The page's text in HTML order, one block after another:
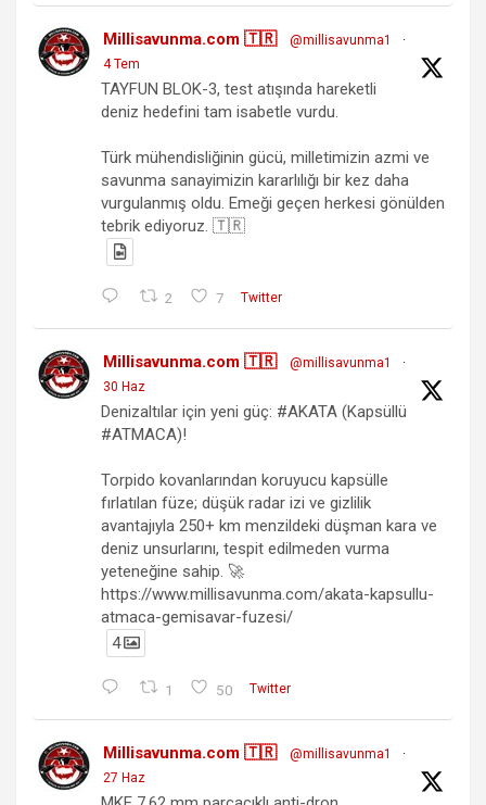
Millisavunma.com 🇹🇷 @millisavunma1
·
4 Tem
TAYFUN BLOK-3, test atışında hareketli
deniz hedefini tam isabetle vurdu.
Türk mühendisliğinin gücü, milletimizin azmi ve
savunma sanayimizin kararlılığı bir kez daha
vurgulanmış oldu. Emeği geçen herkesi gönülden
tebrik ediyoruz. 🇹🇷
2 7 Twitter
Millisavunma.com 🇹🇷 @millisavunma1
·
30 Haz
Denizaltılar için yeni güç: #AKATA (Kapsüllü
#ATMACA)!
Torpido kovanlarından koruyucu kapsülle
fırlatılan füze; düşük radar izi ve gizlilik
avantajıyla 250+ km menzildeki düşman kara ve
deniz unsurlarını, tespit edilmeden vurma
yeteneğine sahip. 🚀
https://www.millisavunma.com/akata-kapsullu-
atmaca-gemisavar-fuzesi/
4
1 50 Twitter
Millisavunma.com 🇹🇷 @millisavunma1
·
27 Haz